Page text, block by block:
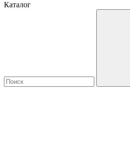
Каталог